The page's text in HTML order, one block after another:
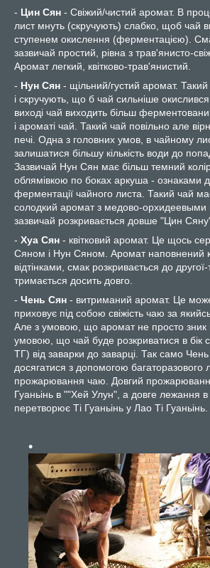
- Цин Сян - Свіжий/чистий аромат. В
лист мнуть (скручують) слабко, щоб чай
ступенем окислення (ферментацією).
зазвичай простий, рівна з трав'янисто-
Аромат легкий, квітково-трав'янистий.
- Нун Сян - щільний/густий аромат.
і скручують, що б чай сильніше
виході чай виходить більш
і ароматі чай. Такий чай повільно але
печі. Одна з головних умов, в чайному
залишатися більшу кількість води до
Зазвичай Нун Сян має більш темний
облямівкою по боках аркуша - ознаками
ферментації чайного листа. Такий чай
солодкий аромат з медово-
зазвичай розкривається довше "Цин
- Хуа Сян - квітковий аромат. Це щось
Сяном і Нун Сяном. Аромат наповнений
відтінками, смак розкривається до другої-
тримається досить довго.
- Чень Сян - витриманий аромат. Це
приховує під собою свіжість чаю за
Але з умовою, що аромат не просто зник
умовою, що чай буде розкриватися в бік
ТГ) від заварки до заварці. Так само
досягатися з допомогою багаторазового
прожарювання чаю. Довгий
Гуаньінь в ""Хей Улун", а довге лежання
перетворює Ті Гуаньінь у Лао Ті Гуаньінь.